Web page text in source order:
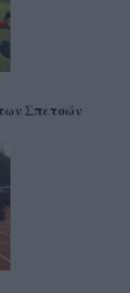
Σπετσών